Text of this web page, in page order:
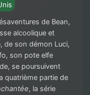
de Bean,
alcoolique et
de son démon Luci,
son pote elfe
se poursuivent
quatrième partie de
, la série